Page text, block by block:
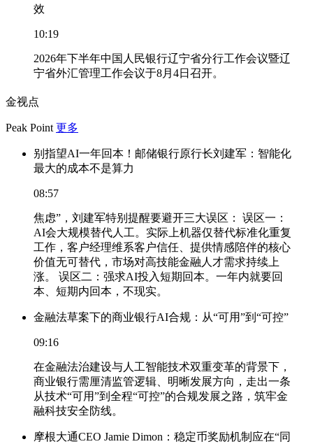
效
10:19
2026年下半年中国人民银行辽宁省分行工作会议暨辽
宁省外汇管理工作会议于8月4日召开。
金视点
Peak Point 更多
别指望AI一年回本！邮储银行原行长刘建军：智能化
最大的成本不是算力
08:57
焦虑”，刘建军特别提醒要避开三大误区： 误区一：
AI会大规模替代人工。实际上机器仅替代标准化重复
工作，客户经理维系客户信任、提供情感陪伴的核心
价值无可替代，市场对高技能金融人才需求持续上
涨。 误区二：强求AI投入短期回本。一年内就要回
本、短期内回本，不现实。
金融法草案下的商业银行AI合规：从“可用”到“可控”
09:16
在金融法治建设与人工智能技术双重变革的背景下，
商业银行需厘清监管逻辑、明晰发展方向，走出一条
从技术“可用”到全程“可控”的合规发展之路，筑牢金
融科技安全防线。
摩根大通CEO Jamie Dimon：稳定币奖励机制应在“同